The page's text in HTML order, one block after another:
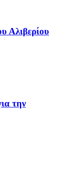
Αλιβερίου
την